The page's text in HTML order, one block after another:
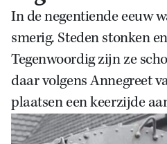
In de negentiende eeuw
smerig. Steden stonken
Tegenwoordig zijn ze
daar volgens Annegreet
plaatsen een keerzijde